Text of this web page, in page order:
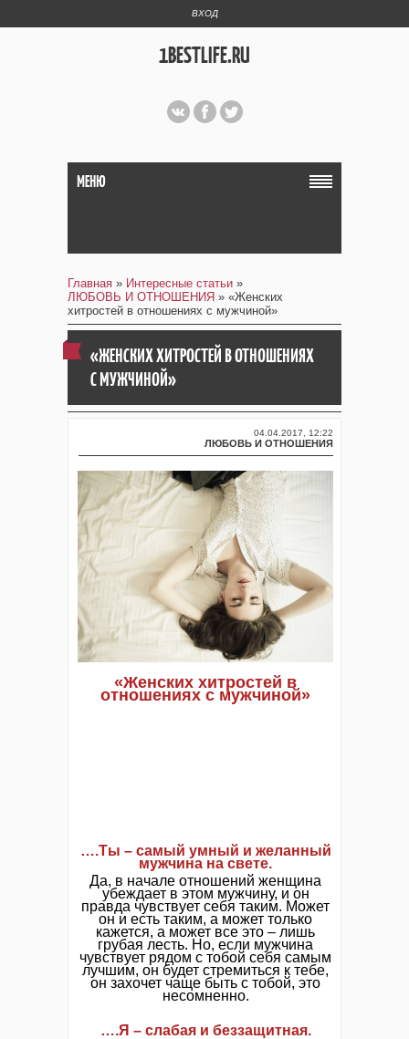
ВХОД
1BESTLIFE.RU
МЕНЮ
Главная » Интересные статьи »
ЛЮБОВЬ И ОТНОШЕНИЯ » «Женских
хитростей в отношениях с мужчиной»
«ЖЕНСКИХ ХИТРОСТЕЙ В ОТНОШЕНИЯХ
С МУЖЧИНОЙ»
04.04.2017, 12:22
ЛЮБОВЬ И ОТНОШЕНИЯ
«Женских хитростей в
отношениях с мужчиной»
….Ты – самый умный и желанный
мужчина на свете.
Да, в начале отношений женщина
убеждает в этом мужчину, и он
правда чувствует себя таким. Может
он и есть таким, а может только
кажется, а может все это – лишь
грубая лесть. Но, если мужчина
чувствует рядом с тобой себя самым
лучшим, он будет стремиться к тебе,
он захочет чаще быть с тобой, это
несомненно.
….Я – слабая и беззащитная.